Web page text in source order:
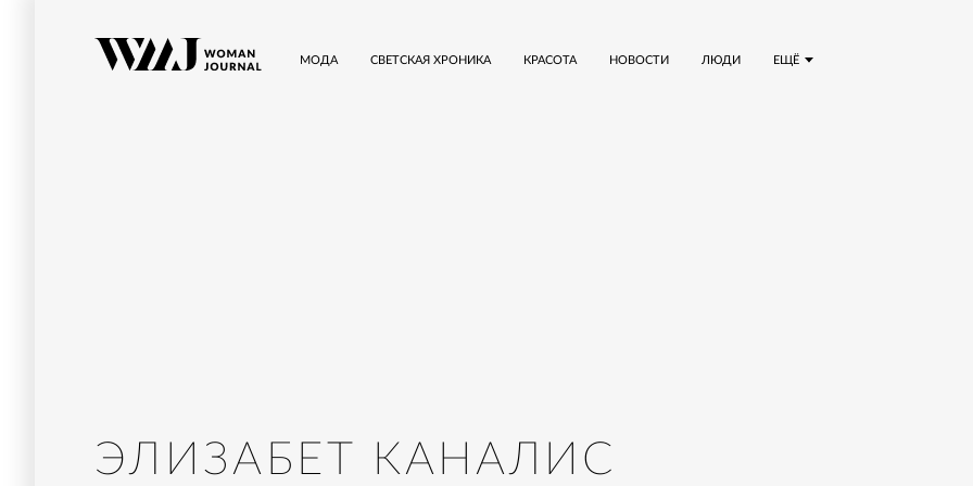
ЕЩЁ
МОДА СВЕТСКАЯ ХРОНИКА КРАСОТА НОВОСТИ ЛЮДИ
ЭЛИЗАБЕТ КАНАЛИС